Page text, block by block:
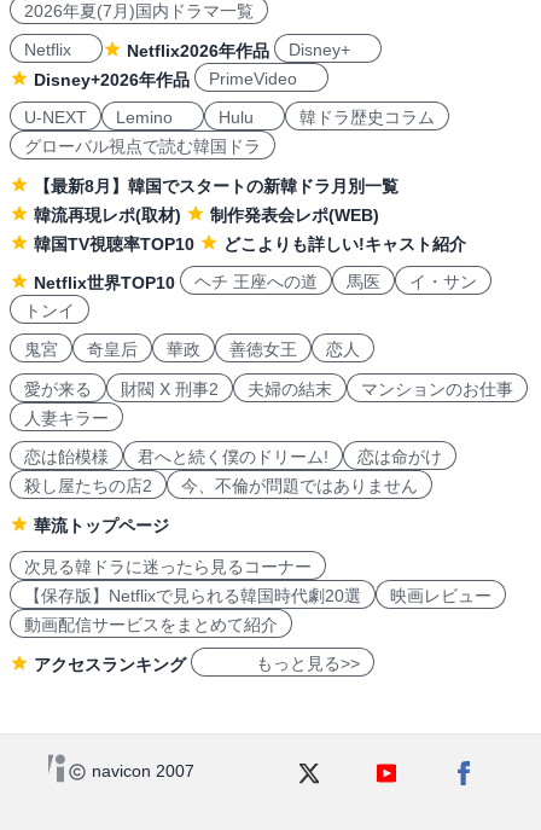
2026年夏(7月)国内ドラマ一覧
Netflix
Netflix2026年作品
Disney+
Disney+2026年作品
PrimeVideo
U-NEXT
Lemino Hulu
韓ドラ歴史コラム
グローバル視点で読む韓国ドラ
【最新8月】韓国でスタートの新韓ドラ月別一覧
韓流再現レポ(取材)
制作発表会レポ(WEB)
韓国TV視聴率TOP10
どこよりも詳しい!キャスト紹介
Netflix世界TOP10
ヘチ 王座への道 馬医
イ・サン
トンイ
鬼宮
奇皇后 華政 善徳女王 恋人
愛が来る 財閥 X 刑事2 夫婦の結末
マンションのお仕事
人妻キラー
恋は飴模様
君へと続く僕のドリーム!
恋は命がけ
殺し屋たちの店2
今、不倫が問題ではありません
華流トップページ
次見る韓ドラに迷ったら見るコーナー
【保存版】Netflixで見られる韓国時代劇20選
映画レビュー
動画配信サービスをまとめて紹介
アクセスランキング もっと見る>>
navicon 2007